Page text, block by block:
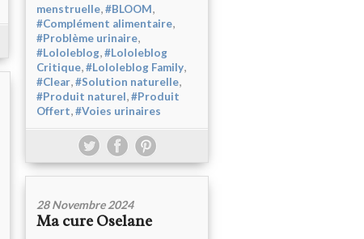
menstruelle,#BLOOM,
#Complément alimentaire,
#Problème urinaire,
#Lololeblog,#Lololeblog
Critique,#Lololeblog Family,
#Clear,#Solution naturelle,
#Produit naturel,#Produit
Offert,#Voies urinaires
28 Novembre 2024
Ma cure Oselane